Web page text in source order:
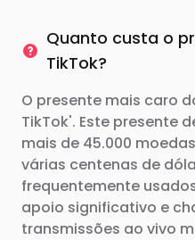
Quanto custa o
TikTok?
O presente mais caro
TikTok'. Este presente
mais de 45.000
várias centenas de
frequentemente
apoio significativo e
transmissões ao vivo